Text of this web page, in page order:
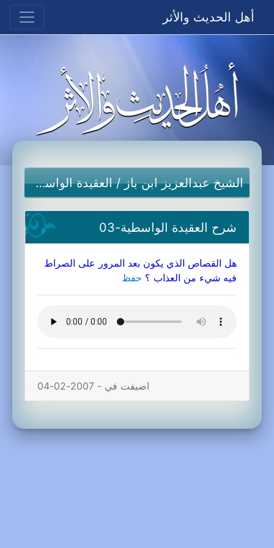
أهل الحديث والأثر
الشيخ عبدالعزيز ابن باز/العقيدة الواسطية
شرح العقيدة الواسطية-03
هل القصاص الذي يكون بعد المرور على الصراط
فيه شيء من العذاب ؟ حفظ
اضيفت في - 2007-02-04